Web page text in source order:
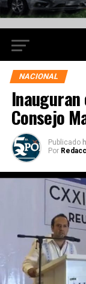
NACIONAL
Inauguran
Consejo
Publicado
Por